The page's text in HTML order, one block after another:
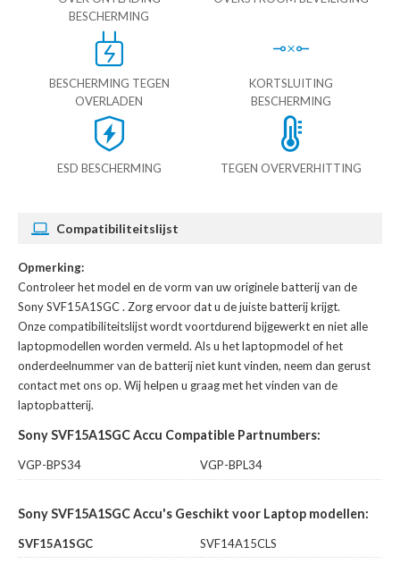
BESCHERMING
BESCHERMING TEGEN
OVERLADEN
KORTSLUITING
BESCHERMING
ESD BESCHERMING TEGEN OVERVERHITTING
Compatibiliteitslijst
Opmerking:
Controleer het model en de vorm van uw originele batterij van de
Sony SVF15A1SGC. Zorg ervoor dat u de juiste batterij krijgt.
Onze compatibiliteitslijst wordt voortdurend bijgewerkt en niet alle
laptopmodellen worden vermeld. Als u het laptopmodel of het
onderdeelnummer van de batterij niet kunt vinden, neem dan gerust
contact met ons op. Wij helpen u graag met het vinden van de
laptopbatterij.
Sony SVF15A1SGC Accu Compatible Partnumbers:
VGP-BPS34 VGP-BPL34
Sony SVF15A1SGC Accu's Geschikt voor Laptop modellen:
SVF15A1SGC
SVF14A15CLS